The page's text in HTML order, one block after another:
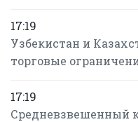
17:19
Узбекистан и
торговые
17:19
Средневзвешенный